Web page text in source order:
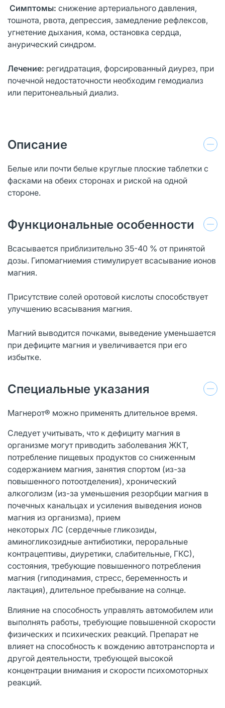
Симптомы: снижение артериального давления,
тошнота, рвота, депрессия, замедление рефлексов,
угнетение дыхания, кома, остановка сердца,
анурический синдром.
Лечение: регидратация, форсированный диурез, при
почечной недостаточности необходим гемодиализ
или перитонеальный диализ.
Описание
Белые или почти белые круглые плоские таблетки с
фасками на обеих сторонах и риской на одной
стороне.
Функциональные особенности
Всасывается приблизительно 35-40 % от принятой
дозы. Гипомагниемия стимулирует всасывание ионов
магния.
Присутствие солей оротовой кислоты способствует
улучшению всасывания магния.
Магний выводится почками, выведение уменьшается
при дефиците магния и увеличивается при его
избытке.
Специальные указания
Магнерот® можно применять длительное время.
Следует учитывать, что к дефициту магния в
организме могут приводить заболевания ЖКТ,
потребление пищевых продуктов со сниженным
содержанием магния, занятия спортом (из-за
повышенного потоотделения), хронический
алкоголизм (из-за уменьшения резорбции магния в
почечных канальцах и усиления выведения ионов
магния из организма), прием
некоторых ЛС (сердечные гликозиды,
аминогликозидные антибиотики, пероральные
контрацептивы, диуретики, слабительные, ГКС),
состояния, требующие повышенного потребления
магния (гиподинамия, стресс, беременность и
лактация), длительное пребывание на солнце.
Влияние на способность управлять автомобилем или
выполнять работы, требующие повышенной скорости
физических и психических реакций. Препарат не
влияет на способность к вождению автотранспорта и
другой деятельности, требующей высокой
концентрации внимания и скорости психомоторных
реакций.